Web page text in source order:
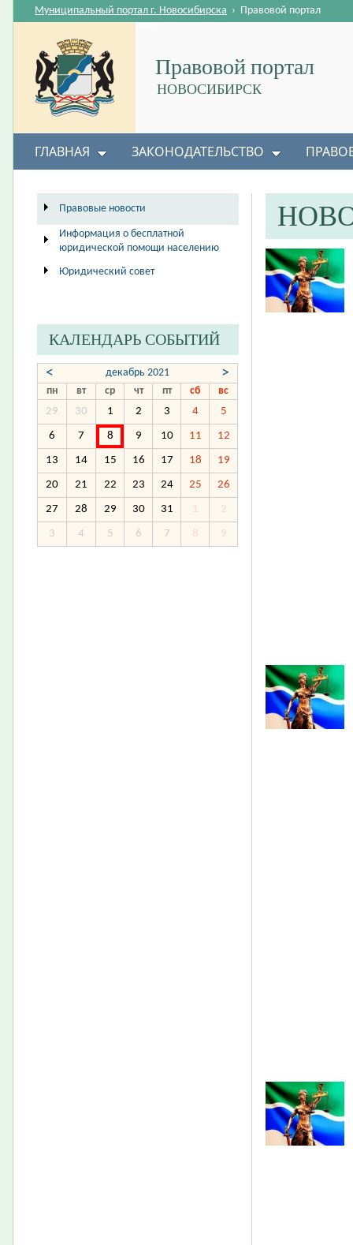
Правовой портал
НОВОСИБИРСК
Муниципальный портал г. Новосибирска › Правовой портал
ГЛАВНАЯ ЗАКОНОДАТЕЛЬСТВО
Правовые новости
Информация о бесплатной
юридической помощи населению
Юридический совет
КАЛЕНДАРЬ СОБЫТИЙ
< декабрь 2021 >
пн вт ср чт пт сб
вс
29
30 1 2 3 4 5
6 7 8 9 10 11 12
13 14 15 16 17 18 19
20 21 22 23 24 25 26
27 28 29 30 31 1 2
3 4 5 6 7 8 9